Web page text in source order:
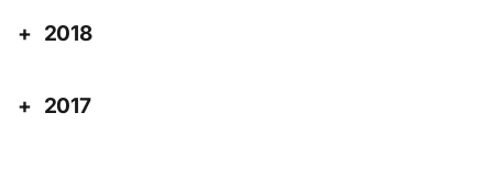
2018
2017